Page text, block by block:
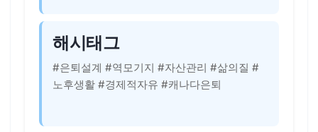
해시태그
#은퇴설계 #역모기지 #자산관리 #삶의질 #
노후생활 #경제적자유 #캐나다은퇴